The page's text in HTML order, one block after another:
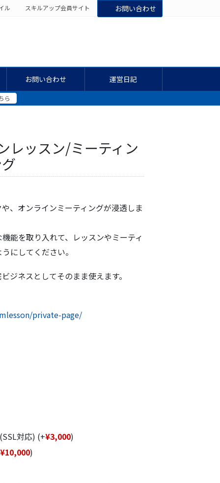
ル スキルアップ会員サイト お問い合わせ
お問い合わせ 運営日記
ら
レッスン/ミーティン
、オンラインミーティングが浸透しま
能を取り入れて、レッスンやミーティ
にしてください。
ジネスとしてそのまま使えます。
private-page/
対応) (+¥3,000)
¥10,000)